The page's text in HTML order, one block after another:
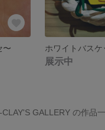
〜
展示中
CLAY'S GALLERY の作品